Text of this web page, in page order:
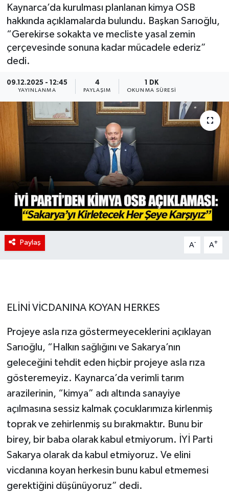
Kaynarca’da kurulması planlanan kimya OSB
hakkında açıklamalarda bulundu. Başkan Sarıoğlu,
“Gerekirse sokakta ve mecliste yasal zemin
çerçevesinde sonuna kadar mücadele ederiz”
dedi.
09.12.2025 - 12:45
YAYINLANMA
4
PAYLAŞIM
1 DK
OKUNMA SÜRESI
Paylaş A- A+
ELİNİ VİCDANINA KOYAN HERKES
Projeye asla rıza göstermeyeceklerini açıklayan
Sarıoğlu, “Halkın sağlığını ve Sakarya’nın
geleceğini tehdit eden hiçbir projeye asla rıza
gösteremeyiz. Kaynarca’da verimli tarım
arazilerinin, “kimya” adı altında sanayiye
açılmasına sessiz kalmak çocuklarımıza kirlenmiş
toprak ve zehirlenmiş su bırakmaktır. Bunu bir
birey, bir baba olarak kabul etmiyorum. İYİ Parti
Sakarya olarak da kabul etmiyoruz. Ve elini
vicdanına koyan herkesin bunu kabul etmemesi
gerektiğini düşünüyoruz” dedi.